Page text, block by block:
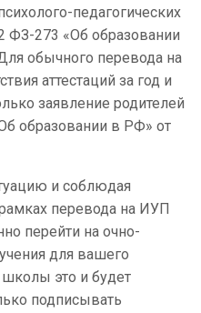
педагогических
ФЗ-273 «Об образовании
обычного перевода на
аттестаций за год и
заявление родителей
образовании в РФ» от
и соблюдая
перевода на ИУП
перейти на очно-
для вашего
это и будет
подписывать